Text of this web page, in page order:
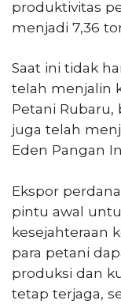
produktivitas
menjadi 7,36
Saat ini tidak
telah menjalin
Petani Rubaru,
juga telah
Eden Pangan
Ekspor
pintu awal
kesejahteraan
para petani
produksi dan
tetap terjaga,